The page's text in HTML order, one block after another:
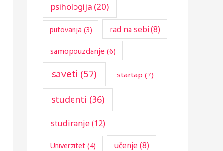
psihologija (20)
putovanja (3) rad na sebi(8)
samopouzdanje (6)
saveti (57) startap (7)
studenti (36)
studiranje(12)
Univerzitet(4) učenje(8)